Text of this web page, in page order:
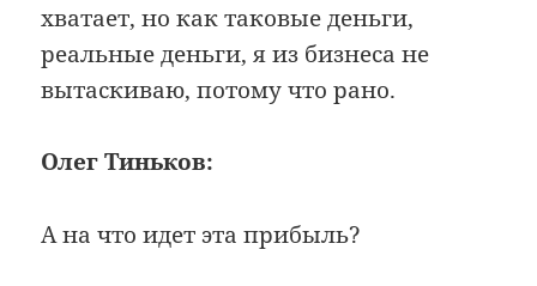
хватает, но как таковые деньги,
реальные деньги, я из бизнеса не
вытаскиваю, потому что рано.
Олег Тиньков:
А на что идет эта прибыль?